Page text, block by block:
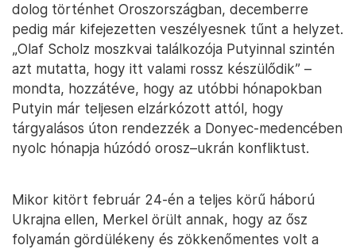
dolog történhet Oroszországban, decemberre
pedig már kifejezetten veszélyesnek tűnt a helyzet.
„Olaf Scholz moszkvai találkozója Putyinnal szintén
azt mutatta, hogy itt valami rossz készülődik” –
mondta, hozzátéve, hogy az utóbbi hónapokban
Putyin már teljesen elzárkózott attól, hogy
tárgyalásos úton rendezzék a Donyec-medencében
nyolc hónapja húzódó orosz–ukrán konfliktust.
Mikor kitört február 24-én a teljes körű háború
Ukrajna ellen, Merkel örült annak, hogy az ősz
folyamán gördülékeny és zökkenőmentes volt a